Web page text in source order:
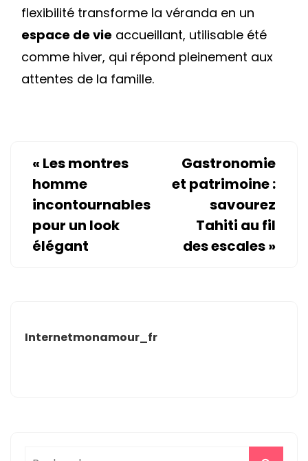
flexibilité transforme la véranda en un
espace de vie accueillant, utilisable été
comme hiver, qui répond pleinement aux
attentes de la famille.
« Les montres
homme
incontournables
pour un look
élégant
Gastronomie
et patrimoine :
savourez
Tahiti au fil
des escales»
Internetmonamour_fr